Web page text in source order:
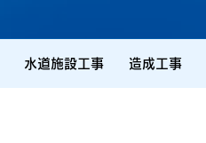
水道施設工事 造成工事